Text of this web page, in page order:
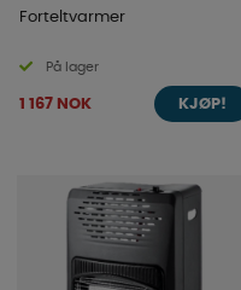
Forteltvarmer
På lager
1 167 NOK KJØP!